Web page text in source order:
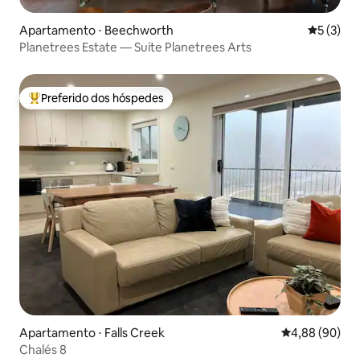
Apartamento ⋅ Beechworth 5 de
5 (3)
Planetrees Estate — Suíte Planetrees Arts
Entre os melhores preferidos dos hóspedes
Preferido dos hóspedes
Apartamento ⋅ Falls Creek 4,88 de uma
4,88 (90)
Chalés 8